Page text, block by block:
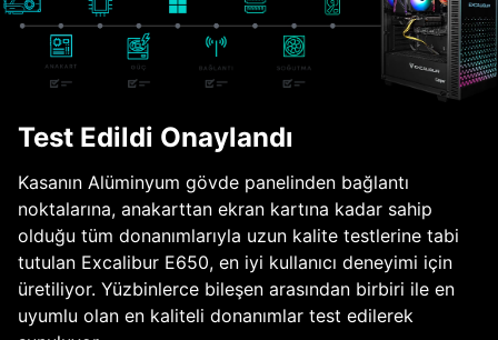
Test Edildi Onaylandı
Kasanın Alüminyum gövde panelinden bağlantı
noktalarına, anakarttan ekran kartına kadar sahip
olduğu tüm donanımlarıyla uzun kalite testlerine tabi
tutulan Excalibur E650, en iyi kullanıcı deneyimi için
üretiliyor. Yüzbinlerce bileşen arasından birbiri ile en
uyumlu olan en kaliteli donanımlar test edilerek